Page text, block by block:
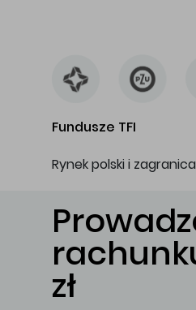
Fundusze TFI
Rynek polski i zagranica
zł